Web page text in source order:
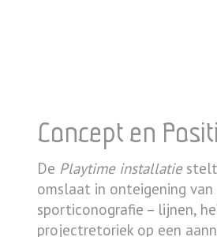
Concept en
De Playtime installatiestelt
omslaat in onteigening
sporticonografie – lijnen,
projectretoriek op een